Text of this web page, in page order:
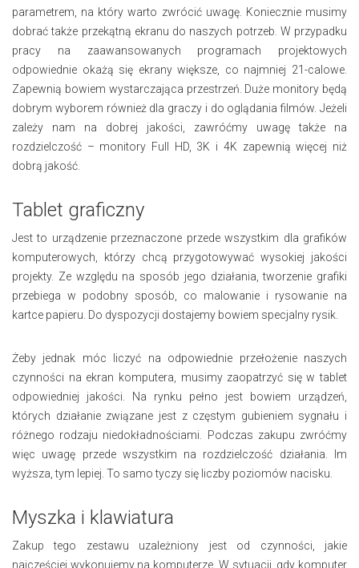
parametrem, na który warto zwrócić uwagę. Koniecznie musimy
dobrać także przekątną ekranu do naszych potrzeb. W przypadku
pracy na zaawansowanych programach projektowych
odpowiednie okażą się ekrany większe, co najmniej 21-calowe.
Zapewnią bowiem wystarczająca przestrzeń. Duże monitory będą
dobrym wyborem również dla graczy i do oglądania filmów. Jeżeli
zależy nam na dobrej jakości, zawróćmy uwagę także na
rozdzielczość – monitory Full HD, 3K i 4K zapewnią więcej niż
dobrą jakość.
Tablet graficzny
Jest to urządzenie przeznaczone przede wszystkim dla grafików
komputerowych, którzy chcą przygotowywać wysokiej jakości
projekty. Ze względu na sposób jego działania, tworzenie grafiki
przebiega w podobny sposób, co malowanie i rysowanie na
kartce papieru. Do dyspozycji dostajemy bowiem specjalny rysik.
Żeby jednak móc liczyć na odpowiednie przełożenie naszych
czynności na ekran komputera, musimy zaopatrzyć się w tablet
odpowiedniej jakości. Na rynku pełno jest bowiem urządzeń,
których działanie związane jest z częstym gubieniem sygnału i
różnego rodzaju niedokładnościami. Podczas zakupu zwróćmy
więc uwagę przede wszystkim na rozdzielczość działania. Im
wyższa, tym lepiej. To samo tyczy się liczby poziomów nacisku.
Myszka i klawiatura
Zakup tego zestawu uzależniony jest od czynności, jakie
najczęściej wykonujemy na komputerze. W sytuacji, gdy komputer